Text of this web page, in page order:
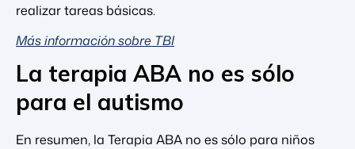
realizar tareas básicas.
Más información sobre TBI
La terapia ABA no es sólo
para el autismo
En resumen, la Terapia ABA no es sólo para niños